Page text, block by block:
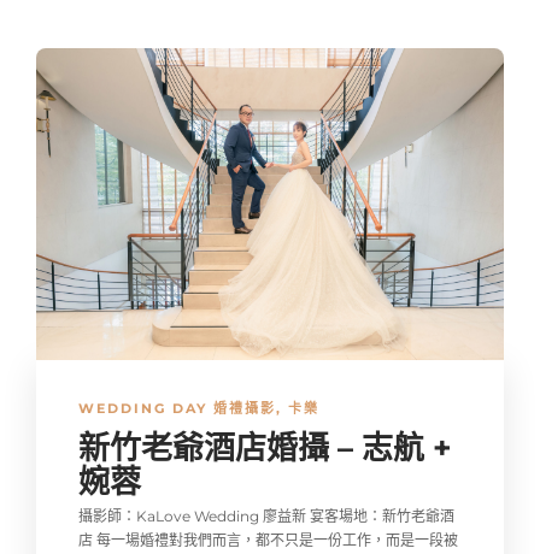
WEDDING DAY 婚禮攝影, 卡樂
新竹老爺酒店婚攝 – 志航 +
婉蓉
攝影師：KaLove Wedding 廖益新 宴客場地：新竹老爺酒
店 每一場婚禮對我們而言，都不只是一份工作，而是一段被